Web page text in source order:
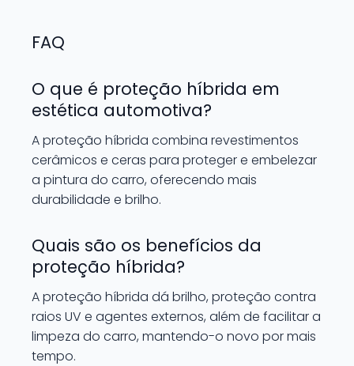
FAQ
O que é proteção híbrida em
estética automotiva?
A proteção híbrida combina revestimentos
cerâmicos e ceras para proteger e embelezar
a pintura do carro, oferecendo mais
durabilidade e brilho.
Quais são os benefícios da
proteção híbrida?
A proteção híbrida dá brilho, proteção contra
raios UV e agentes externos, além de facilitar a
limpeza do carro, mantendo-o novo por mais
tempo.